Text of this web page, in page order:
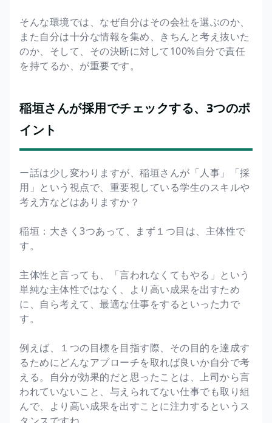
そんな環境では、なぜ自分はその会社を選ぶのか、
また自分は十分な情報を集め、きちんと考え抜いた
のか、そして、その決断に対して100%自分で責任
を持てるか、が重要です。
稲垣さんが採用でチェックする、3つのポ
イント
ー話は少し変わりますが、稲垣さんが「人事」「採
用」という視点で、重要視している学生のスキルや
考え方などはありますか？
稲垣：大きく3つあって、まず１つ目は、主体性で
す。
主体性と言っても、「言われなくてもやる」という
単純な主体性ではなく、より高い成果を出すため
に、自ら考えて、最適な仕事をするといった力で
す。
例えば、１つの目標を目指す際、その目的を達成す
るためにどんなアプローチを取れば良いか自分で考
える。自分が効果的だと思ったことは、上司から言
われていないこと、与えられてない仕事でも取り組
んで、より高い成果を出すことに注力するというス
タンスですね。